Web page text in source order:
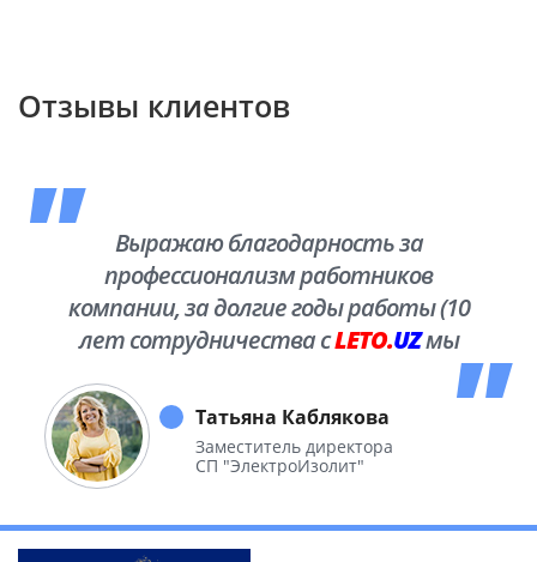
Отзывы клиентов
Выражаю благодарность за
профессионализм работников
компании, за долгие годы работы (10
лет сотрудничества сLETO.UZмы
необъятной Родины.
Татьяна Каблякова
Заместитель директора
СП "ЭлектроИзолит"